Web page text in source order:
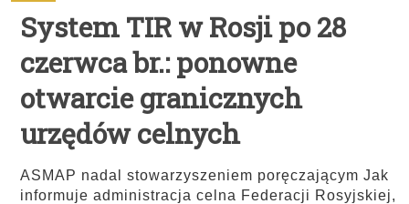
System TIR w Rosji po 28
czerwca br.: ponowne
otwarcie granicznych
urzędów celnych
ASMAP nadal stowarzyszeniem poręczającym Jak
informuje administracja celna Federacji Rosyjskiej,